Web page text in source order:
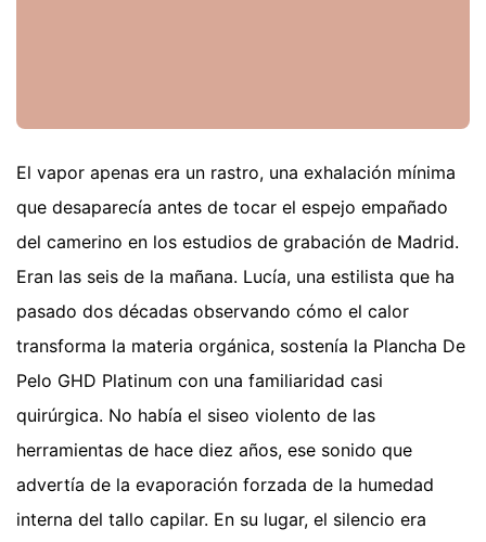
El vapor apenas era un rastro, una exhalación mínima
que desaparecía antes de tocar el espejo empañado
del camerino en los estudios de grabación de Madrid.
Eran las seis de la mañana. Lucía, una estilista que ha
pasado dos décadas observando cómo el calor
transforma la materia orgánica, sostenía la Plancha De
Pelo GHD Platinum con una familiaridad casi
quirúrgica. No había el siseo violento de las
herramientas de hace diez años, ese sonido que
advertía de la evaporación forzada de la humedad
interna del tallo capilar. En su lugar, el silencio era